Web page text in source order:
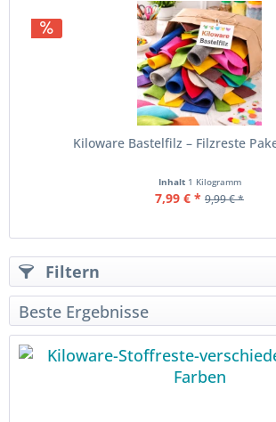
Kiloware Bastelfilz – Filzreste
Inhalt 1 Kilogramm
7,99 € * 9,99 € *
Filtern